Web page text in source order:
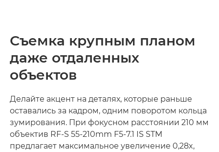
Съемка крупным планом
даже отдаленных
объектов
Делайте акцент на деталях, которые раньше
оставались за кадром, одним поворотом кольца
зумирования. При фокусном расстоянии 210 мм
объектив RF-S 55-210mm F5-7.1 IS STM
предлагает максимальное увеличение 0,28x,